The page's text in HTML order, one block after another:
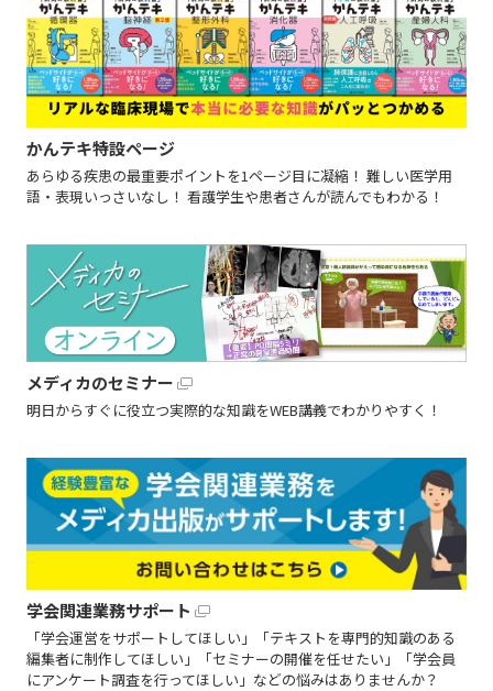
かんテキ特設ページ
あらゆる疾患の最重要ポイントを1ページ目に凝縮！ 難しい医学用
語・表現いっさいなし！ 看護学生や患者さんが読んでもわかる！
メディカのセミナー
明日からすぐに役立つ実際的な知識をWEB講義でわかりやすく！
学会関連業務サポート
「学会運営をサポートしてほしい」「テキストを専門的知識のある
編集者に制作してほしい」「セミナーの開催を任せたい」「学会員
にアンケート調査を行ってほしい」などの悩みはありませんか？